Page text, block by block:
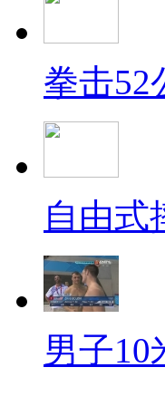
拳击52
自由式
男子10